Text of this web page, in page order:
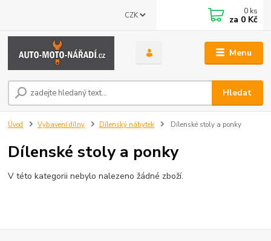
Menu
CZK
Hledat
0 ks
za 0 Kč
Úvod Vybavení dílny Dílenský nábytek Dílenské stoly a ponky
Dílenské stoly a ponky
V této kategorii nebylo nalezeno žádné zboží.